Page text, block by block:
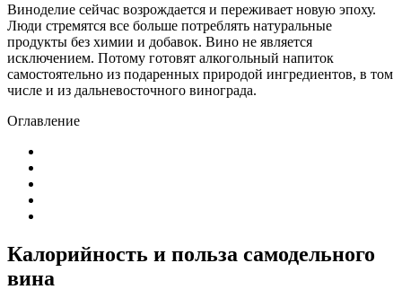
Виноделие сейчас возрождается и переживает новую эпоху.
Люди стремятся все больше потреблять натуральные
продукты без химии и добавок. Вино не является
исключением. Потому готовят алкогольный напиток
самостоятельно из подаренных природой ингредиентов, в том
числе и из дальневосточного винограда.
Оглавление
Калорийность и польза самодельного
вина